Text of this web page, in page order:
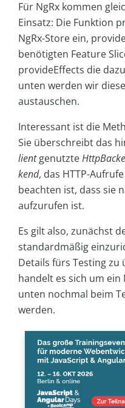
Für NgRx kommen
Einsatz: Die Funktion
NgRx-Store ein,
benötigten Feature
provideEffects die
unten werden wir
austauschen.
Interessant ist die
Sie überschreibt das
lientgenutzte
kend, das HTTP-
beachten ist, dass sie
aufzurufen ist.
Es gilt also, zunächst
standardmäßig
Details fürs Testing zu
handelt es sich um
unten nochmal beim
werden.